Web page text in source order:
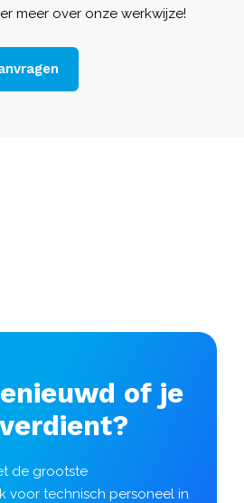
meer over onze werkwijze!
of je
de grootste
voor technisch personeel in